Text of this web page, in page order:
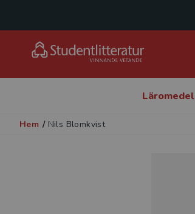
Läromedel
Hem / Nils Blomkvist